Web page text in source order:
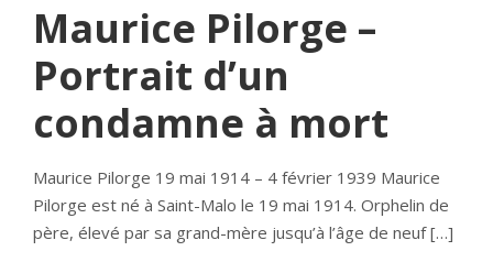
Maurice Pilorge –
Portrait d’un
condamne à mort
Maurice Pilorge 19 mai 1914 – 4 février 1939 Maurice
Pilorge est né à Saint-Malo le 19 mai 1914. Orphelin de
père, élevé par sa grand-mère jusqu’à l’âge de neuf […]